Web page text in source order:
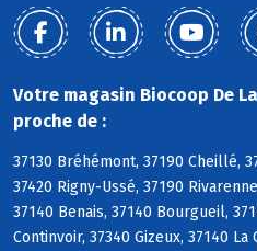
Votre magasin Biocoop De
proche de :
37130 Bréhémont, 37190 Cheillé,
37420 Rigny-Ussé, 37190
37140 Benais, 37140 Bourgueil,
Continvoir, 37340 Gizeux, 37140